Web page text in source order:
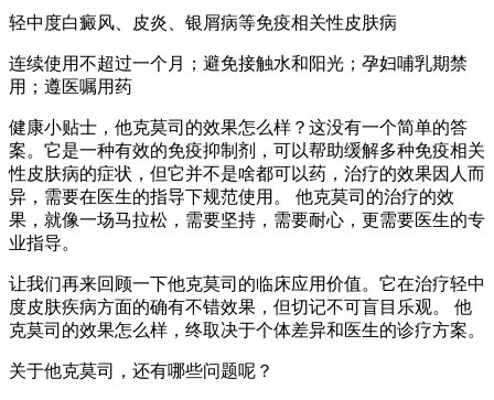
轻中度白癜风、皮炎、银屑病等免疫相关性皮肤病
连续使用不超过一个月；避免接触水和阳光；孕妇哺乳期禁
用；遵医嘱用药
健康小贴士，他克莫司的效果怎么样？这没有一个简单的答
案。它是一种有效的免疫抑制剂，可以帮助缓解多种免疫相关
性皮肤病的症状，但它并不是啥都可以药，治疗的效果因人而
异，需要在医生的指导下规范使用。 他克莫司的治疗的效
果，就像一场马拉松，需要坚持，需要耐心，更需要医生的专
业指导。
让我们再来回顾一下他克莫司的临床应用价值。它在治疗轻中
度皮肤疾病方面的确有不错效果，但切记不可盲目乐观。 他
克莫司的效果怎么样，终取决于个体差异和医生的诊疗方案。
关于他克莫司，还有哪些问题呢？